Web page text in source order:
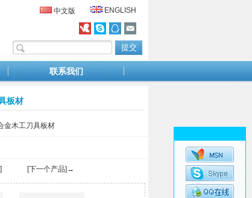
中文版 ENGLISH
联系我们
板材
金木工刀具板材
[下一个产品]→